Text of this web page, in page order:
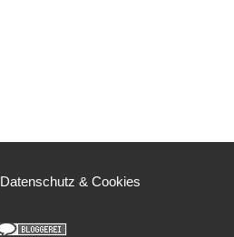
Datenschutz & Cookies